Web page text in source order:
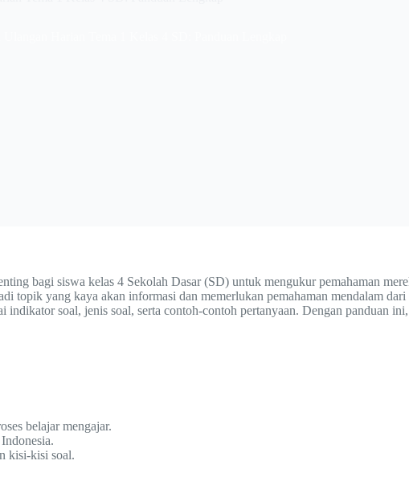
bagi siswa kelas 4 Sekolah Dasar (SD) untuk mengukur pemahaman
topik yang kaya akan informasi dan memerlukan pemahaman mendalam
indikator soal, jenis soal, serta contoh-contoh pertanyaan. Dengan panduan
belajar mengajar.
kisi-kisi soal.